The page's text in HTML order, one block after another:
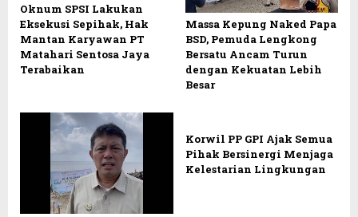
Oknum SPSI Lakukan
Eksekusi Sepihak, Hak
Mantan Karyawan PT
Matahari Sentosa Jaya
Terabaikan
Massa Kepung Naked Papa
BSD, Pemuda Lengkong
Bersatu Ancam Turun
dengan Kekuatan Lebih
Besar
Korwil PP GPI Ajak Semua
Pihak Bersinergi Menjaga
Kelestarian Lingkungan